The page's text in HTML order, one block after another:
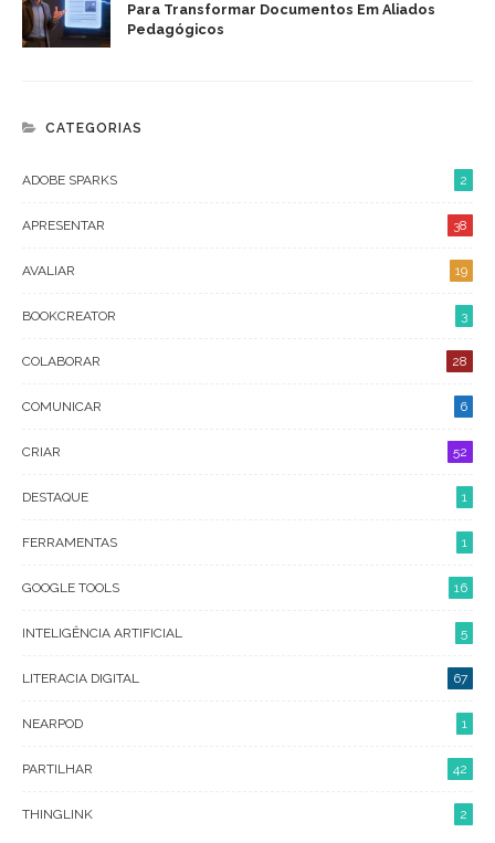
Para Transformar Documentos Em Aliados
Pedagógicos
CATEGORIAS
ADOBE SPARKS 2
APRESENTAR 38
AVALIAR 19
BOOKCREATOR 3
COLABORAR 28
COMUNICAR 6
CRIAR 52
DESTAQUE 1
FERRAMENTAS 1
GOOGLE TOOLS 16
INTELIGÊNCIA ARTIFICIAL 5
LITERACIA DIGITAL 67
NEARPOD 1
PARTILHAR 42
THINGLINK 2